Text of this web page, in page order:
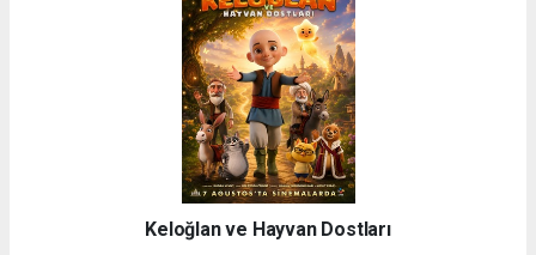
Keloğlan ve Hayvan Dostları